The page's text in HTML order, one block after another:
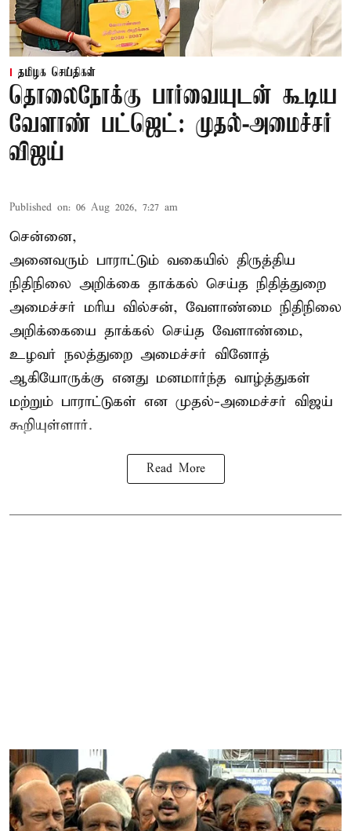
தமிழக செய்திகள்
தொலைநோக்கு பார்வையுடன் கூடிய
வேளாண் பட்ஜெட்: முதல்-அமைச்சர்
விஜய்
Published on: 06 Aug 2026, 7:27 am
சென்னை,
அனைவரும் பாராட்டும் வகையில் திருத்திய
நிதிநிலை அறிக்கை தாக்கல் செய்த நிதித்துறை
அமைச்சர் மரிய வில்சன், வேளாண்மை நிதிநிலை
அறிக்கையை தாக்கல் செய்த வேளாண்மை,
உழவர் நலத்துறை அமைச்சர் வினோத்
ஆகியோருக்கு எனது மனமார்ந்த வாழ்த்துகள்
மற்றும் பாராட்டுகள் என முதல்-அமைச்சர் விஜய்
கூறியுள்ளார்.
Read More